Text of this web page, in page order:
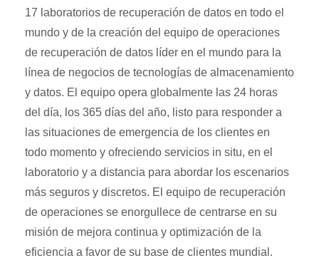
17 laboratorios de recuperación de datos en todo el
mundo y de la creación del equipo de operaciones
de recuperación de datos líder en el mundo para la
línea de negocios de tecnologías de almacenamiento
y datos. El equipo opera globalmente las 24 horas
del día, los 365 días del año, listo para responder a
las situaciones de emergencia de los clientes en
todo momento y ofreciendo servicios in situ, en el
laboratorio y a distancia para abordar los escenarios
más seguros y discretos. El equipo de recuperación
de operaciones se enorgullece de centrarse en su
misión de mejora continua y optimización de la
eficiencia a favor de su base de clientes mundial.